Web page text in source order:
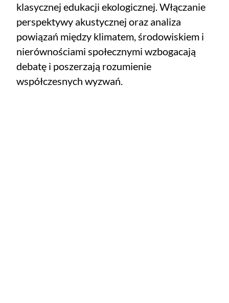
klasycznej edukacji ekologicznej. Włączanie
perspektywy akustycznej oraz analiza
powiązań między klimatem, środowiskiem i
nierównościami społecznymi wzbogacają
debatę i poszerzają rozumienie
współczesnych wyzwań.